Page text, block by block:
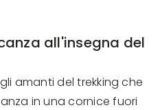
all'insegna del
amanti del trekking che
in una cornice fuori